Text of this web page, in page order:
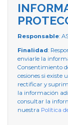
Responsable:
Finalidad:
enviarle la
Consentimiento
cesiones si existe
rectificar y
la información
consultar la
nuestra Política